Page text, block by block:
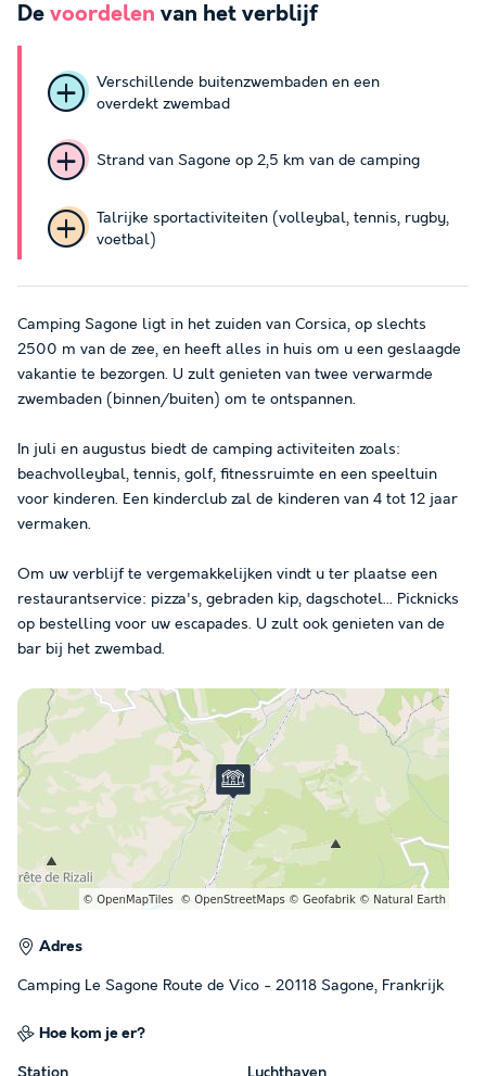
De voordelen van het verblijf
Verschillende buitenzwembaden en een
overdekt zwembad
Strand van Sagone op 2,5 km van de camping
Talrijke sportactiviteiten (volleybal, tennis, rugby,
voetbal)
Camping Sagone ligt in het zuiden van Corsica, op slechts
2500 m van de zee, en heeft alles in huis om u een geslaagde
vakantie te bezorgen. U zult genieten van twee verwarmde
zwembaden (binnen/buiten) om te ontspannen.
In juli en augustus biedt de camping activiteiten zoals:
beachvolleybal, tennis, golf, fitnessruimte en een speeltuin
voor kinderen. Een kinderclub zal de kinderen van 4 tot 12 jaar
vermaken.
Om uw verblijf te vergemakkelijken vindt u ter plaatse een
restaurantservice: pizza's, gebraden kip, dagschotel... Picknicks
op bestelling voor uw escapades. U zult ook genieten van de
bar bij het zwembad.
Adres
Camping Le Sagone Route de Vico - 20118 Sagone, Frankrijk
Hoe kom je er?
Station Luchthaven